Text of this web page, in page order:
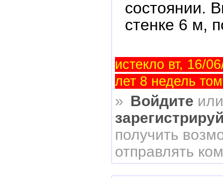
состоянии.
стенке 6 м,
истекло вт, 16/
лет 8 недель
» Войдите
получить
отправлять